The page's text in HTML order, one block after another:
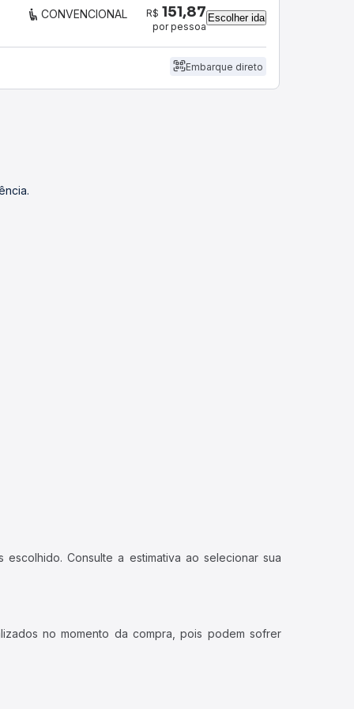
CONVENCIONAL R$ 151,87
por pessoa
Escolher ida
Embarque direto
Consulte a estimativa ao selecionar sua
no momento da compra, pois podem sofrer